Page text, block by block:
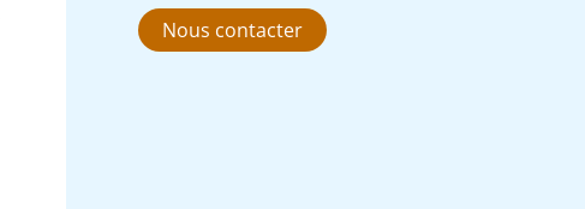
Nous contacter